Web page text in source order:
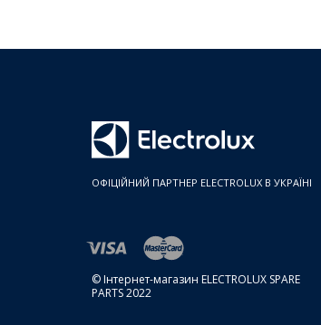
ОФІЦІЙНИЙ ПАРТНЕР ELECTROLUX В УКРАЇНІ
© Інтернет-магазин ELECTROLUX SPARE
PARTS 2022